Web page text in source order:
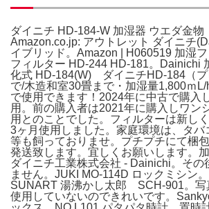
ダイニチ HD-184-W 加湿器 ウエダ金物
Amazon.co.jp: アウトレット ダイニチ
イブリッド。Amazon | H060519 加湿
フィルター HD-244 HD-181。Dainichi
化式 HD-184(W) ダイニチHD-184（プ
で/木造和室30畳まで・加湿量1,800ｍ
で使用できます！2024年に中古で購入
用。前の購入者は2021年に購入しワン
用とのことでした。フィルターは新し
3ヶ月使用しました。家庭環境は、タバ
等も飼っておりませ。プチプチにて梱
発送致します。宜しくお願いします。加
ダイニチ工業株式会社 - Dainichi。その
ません。JUKI MO-114D ロックミシン
SUNART 湯沸かし太郎 SCH-901。写
使用していないのできれいです。